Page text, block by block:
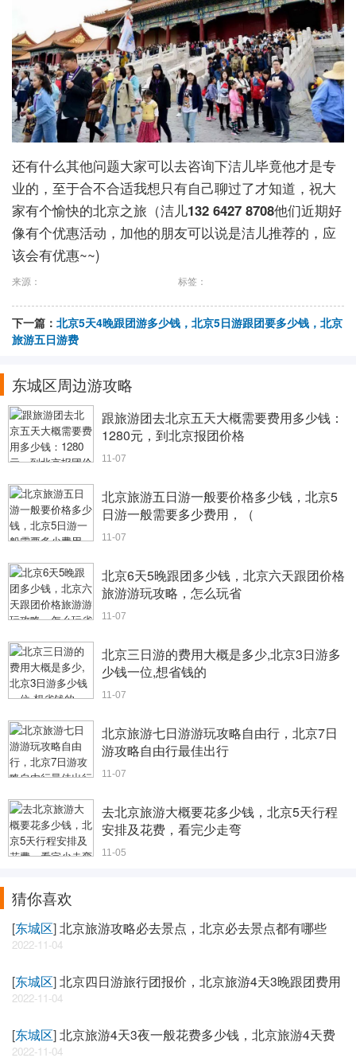
还有什么其他问题大家可以去咨询下洁儿毕竟他才是专
业的，至于合不合适我想只有自己聊过了才知道，祝大
家有个愉快的北京之旅（洁儿132 6427 8708他们近期好
像有个优惠活动，加他的朋友可以说是洁儿推荐的，应
该会有优惠~~)
来源： 标签：
下一篇： 北京5天4晚跟团游多少钱，北京5日游跟团要多少钱，北京
旅游五日游费
东城区周边游攻略
跟旅游团去北京五天大概需要费用多少钱：
1280元，到北京报团价格
11-07
北京旅游五日游一般要价格多少钱，北京5
日游一般需要多少费用，（
11-07
北京6天5晚跟团多少钱，北京六天跟团价格
旅游游玩攻略，怎么玩省
11-07
北京三日游的费用大概是多少,北京3日游多
少钱一位,想省钱的
11-07
北京旅游七日游游玩攻略自由行，北京7日
游攻略自由行最佳出行
11-07
去北京旅游大概要花多少钱，北京5天行程
安排及花费，看完少走弯
11-05
猜你喜欢
[东城区]北京旅游攻略必去景点，北京必去景点都有哪些
2022-11-04
[东城区]北京四日游旅行团报价，北京旅游4天3晚跟团费用
2022-11-04
[东城区]北京旅游4天3夜一般花费多少钱，北京旅游4天费
2022-11-04